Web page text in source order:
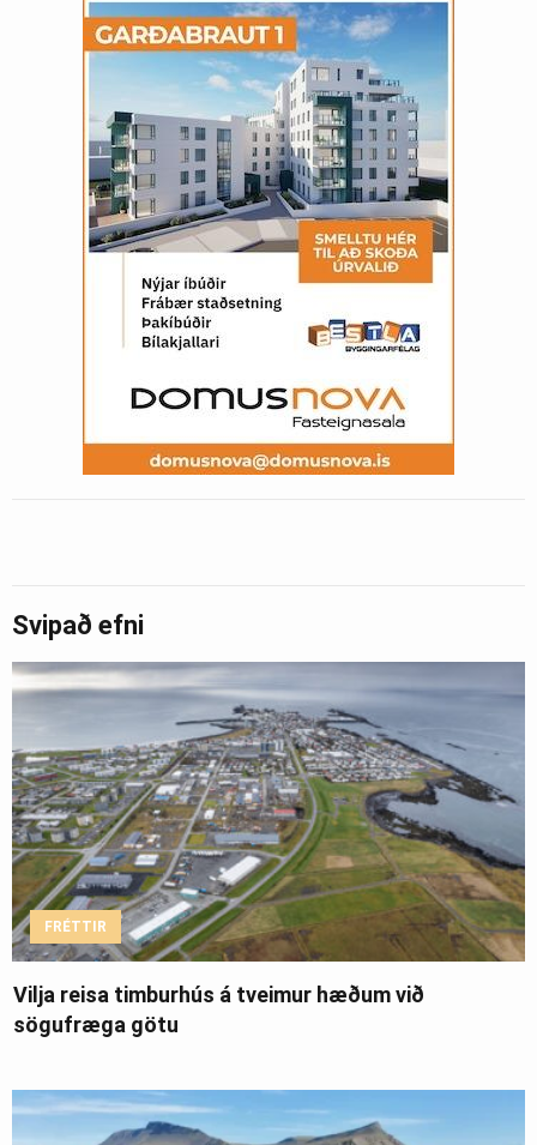
Svipað efni
FRÉTTIR
Vilja reisa timburhús á tveimur hæðum við
sögufræga götu